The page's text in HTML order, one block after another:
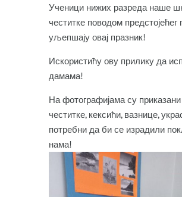
Ученици нижих разреда наше
честитке поводом
уљепшају овај празник!
Искористићу ову прилику да
дамама!
На фотографијама су
честитке, кексићи, вазнице,
потребни да би се израдили
нама!